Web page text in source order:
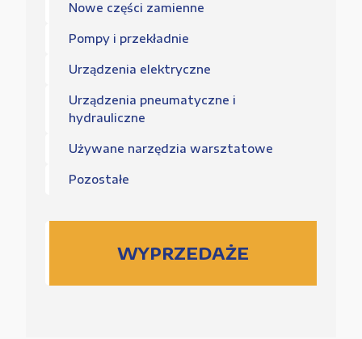
Nowe części zamienne
Pompy i przekładnie
Urządzenia elektryczne
Urządzenia pneumatyczne i
hydrauliczne
Używane narzędzia warsztatowe
Pozostałe
WYPRZEDAŻE